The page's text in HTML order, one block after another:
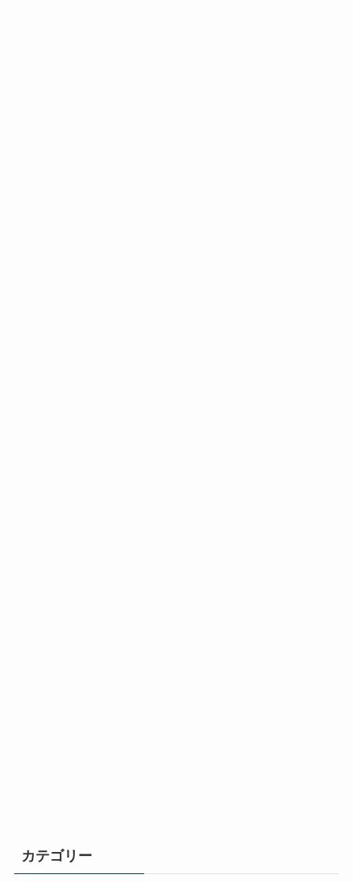
カテゴリー